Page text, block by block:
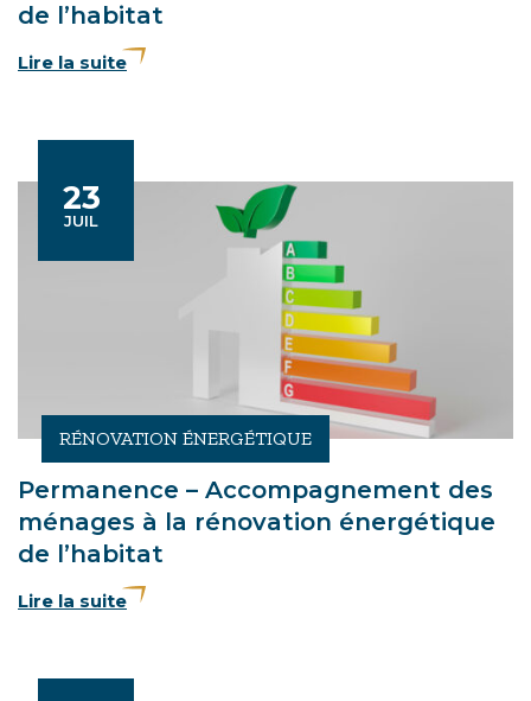
de l’habitat
Lire la suite
23
JUIL
RÉNOVATION ÉNERGÉTIQUE
Permanence – Accompagnement des
ménages à la rénovation énergétique
de l’habitat
Lire la suite